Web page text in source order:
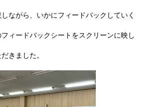
ながら、いかにフィードバックしていく
ィードバックシートをスクリーンに映し
きました。